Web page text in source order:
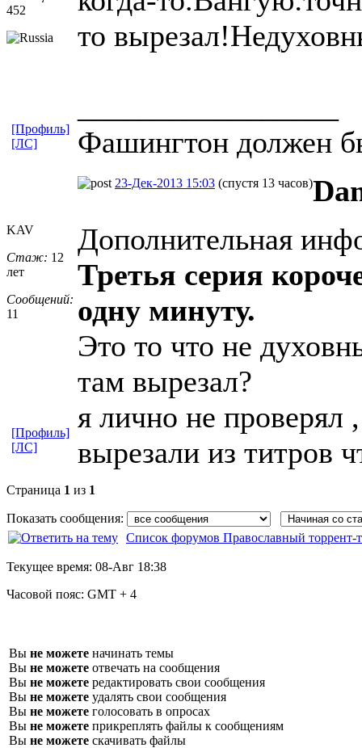
452
то
Фашингтон должен
[Профиль]
[ЛС]
KAV
Стаж: 12
лет
Сообщений:
11
23-Дек-2013 15:03 (спустя 13 часов)
Дополнительная
Третья серия
одну минуту.
Это то что не
там вырезал?
я лично не проверял
вырезали из титров
[Профиль]
[ЛС]
Страница 1 из 1
Показать сообщения:
Список форумов Православный торрент-
Текущее время: 08-Авг 18:38
Часовой пояс: GMT + 4
Вы не можете начинать темы
Вы не можете отвечать на сообщения
Вы не можете редактировать свои сообщения
Вы не можете удалять свои сообщения
Вы не можете голосовать в опросах
Вы не можете прикреплять файлы к сообщениям
Вы не можете скачивать файлы